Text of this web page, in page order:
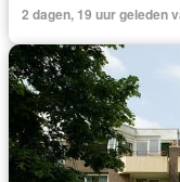
2 dagen, 19 uur geleden